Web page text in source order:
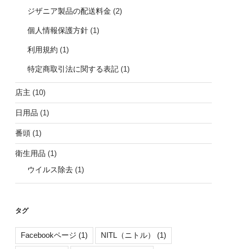
ジザニア製品の配送料金 (2)
個人情報保護方針 (1)
利用規約 (1)
特定商取引法に関する表記 (1)
店主 (10)
日用品 (1)
番頭 (1)
衛生用品 (1)
ウイルス除去 (1)
タグ
Facebookページ (1) NITL（ニトル） (1)